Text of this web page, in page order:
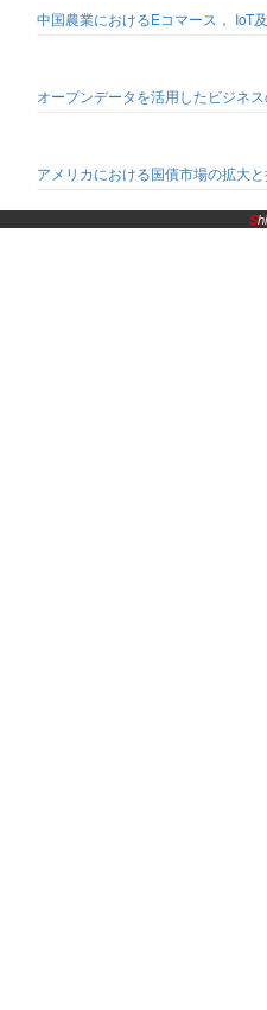
中国農業におけるEコマース， IoT
オープンデータを活用したビジネ
アメリカにおける国債市場の拡大
S